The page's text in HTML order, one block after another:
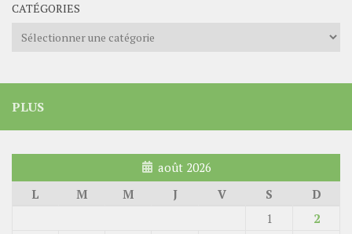
CATÉGORIES
Catégories
PLUS
août 2026
L
M M J V S
D
1
2